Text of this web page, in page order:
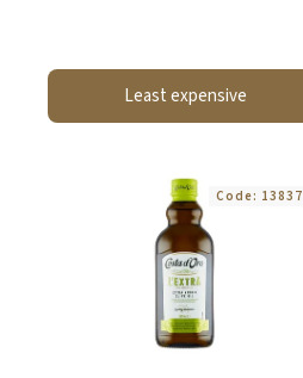
Least expensive
Code: 13837